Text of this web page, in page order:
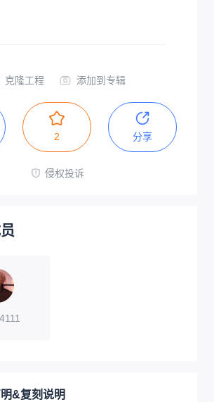
克隆工程 添加到专辑
2 分享
侵权投诉
&复刻说明